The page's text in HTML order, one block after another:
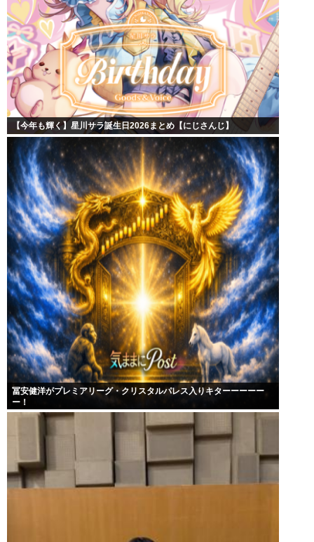
【今年も輝く】星川サラ誕生日2026まとめ【にじさんじ】
冨安健洋がプレミアリーグ・クリスタルパレス入りキターーーーー
ー！